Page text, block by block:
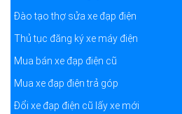
Đào tạo thợ sửa xe đạp điện
Thủ tục đăng ký xe máy điện
Mua bán xe đạp điện cũ
Mua xe đạp điện trả góp
Đổi xe đạp điện cũ lấy xe mới